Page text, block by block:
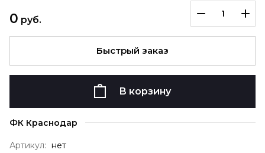
0 руб.
В корзину
Быстрый заказ
ФК Краснодар
Артикул: нет